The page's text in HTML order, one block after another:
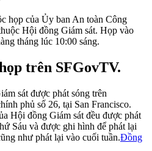
họp của Ủy ban An toàn Công
Hội đồng Giám sát. Họp vào
tháng lúc 10:00 sáng.
trên SFGovTV.
sát được phát sóng trên
phủ số 26, tại San Francisco.
Hội đồng Giám sát đều được phát
Sáu và được ghi hình để phát lại
như phát lại vào cuối tuần.Đồng